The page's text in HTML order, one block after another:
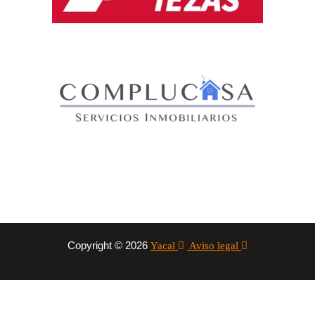
Copyright © 2026 Yacal Aviso legal